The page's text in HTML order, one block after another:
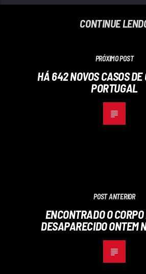
CONTINUE
PRÓXIMO POST
HÁ 642 NOVOS CASOS DE
PORTUGAL
POST ANTERIOR
ENCONTRADO O
DESAPARECIDO ONTEM